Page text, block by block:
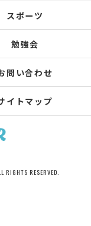
スポーツ
勉強会
問い合わせ
イトマップ
RESERVED.